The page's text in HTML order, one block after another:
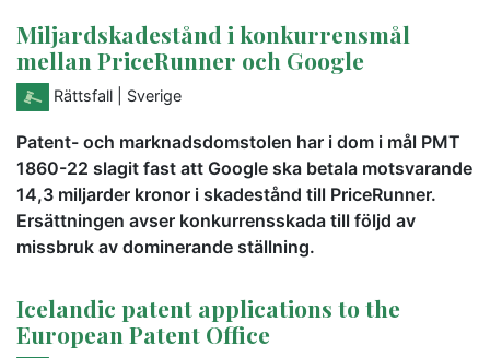
Miljardskadestånd i konkurrensmål
mellan PriceRunner och Google
Rättsfall | Sverige
Patent- och marknadsdomstolen har i dom i mål PMT
1860-22 slagit fast att Google ska betala motsvarande
14,3 miljarder kronor i skadestånd till PriceRunner.
Ersättningen avser konkurrensskada till följd av
missbruk av dominerande ställning.
Icelandic patent applications to the
European Patent Office